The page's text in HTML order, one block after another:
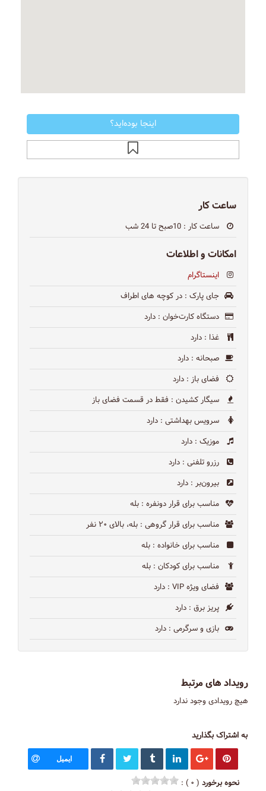
اینجا بوده‌اید؟
ساعت کار
ساعت کار : 10صبح تا 24 شب
امکانات و اطلاعات
اینستاگرام
جای پارک : در كوچه هاى اطراف
دستگاه کارت‌خوان : دارد
غذا : دارد
صبحانه : دارد
فضای باز : دارد
سیگار کشیدن : فقط در قسمت فضای باز
سرویس بهداشتی : دارد
موزیک : دارد
رزرو تلفنی : دارد
بیرون‌بر : دارد
مناسب برای قرار دونفره : بله
مناسب برای قرار گروهی : بله، بالای ۲۰ نفر
مناسب برای خانواده : بله
مناسب برای کودکان : بله
فضای ویژه VIP
: دارد
پریز برق : دارد
بازی و سرگرمی : دارد
رویداد های مرتبط
هیچ رویدادی وجود ندارد
به اشتراک بگذارید
ایمیل
نحوه برخورد ( ۰ ) :